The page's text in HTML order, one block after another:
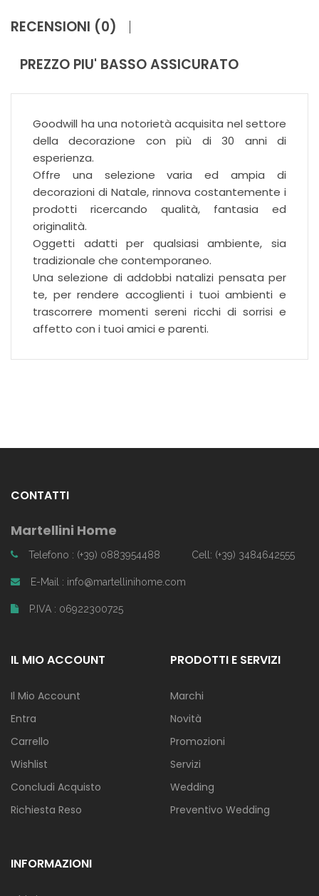
RECENSIONI (0)
PREZZO PIU' BASSO ASSICURATO
Goodwill ha una notorietà acquisita nel settore
della decorazione con più di 30 anni di
esperienza.
Offre una selezione varia ed ampia di
decorazioni di Natale, rinnova costantemente i
prodotti ricercando qualità, fantasia ed
originalità.
Oggetti adatti per qualsiasi ambiente, sia
tradizionale che contemporaneo.
Una selezione di addobbi natalizi pensata per
te, per rendere accoglienti i tuoi ambienti e
trascorrere momenti sereni ricchi di sorrisi e
affetto con i tuoi amici e parenti.
CONTATTI
Martellini Home
Telefono : (+39) 0883954488 Cell: (+39) 3484642555
E-Mail : info@martellinihome.com
P.IVA : 06922300725
IL MIO ACCOUNT
Il Mio Account
Entra
Carrello
Wishlist
Concludi Acquisto
Richiesta Reso
PRODOTTI E SERVIZI
Marchi
Novità
Promozioni
Servizi
Wedding
Preventivo Wedding
INFORMAZIONI